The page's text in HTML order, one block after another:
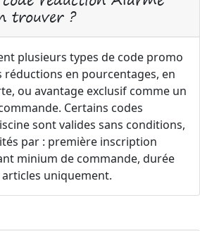
trouver ?
plusieurs types de code promo
réductions en pourcentages, en
ou avantage exclusif comme un
Certains codes
sont valides sans conditions,
par : première inscription
minium de commande, durée
uniquement.